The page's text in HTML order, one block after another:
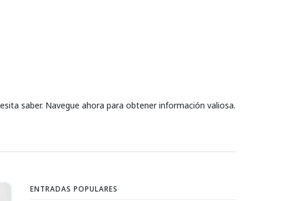
saber. Navegue ahora para obtener información valiosa.
ENTRADAS POPULARES